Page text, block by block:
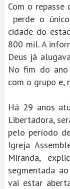
Com o repasse
perde o
cidade do
800 mil. A
Deus já
No fim do ano
com o grupo e,
Há 29 anos
Libertadora,
pelo período
Igreja
Miranda,
segmentada
vai estar